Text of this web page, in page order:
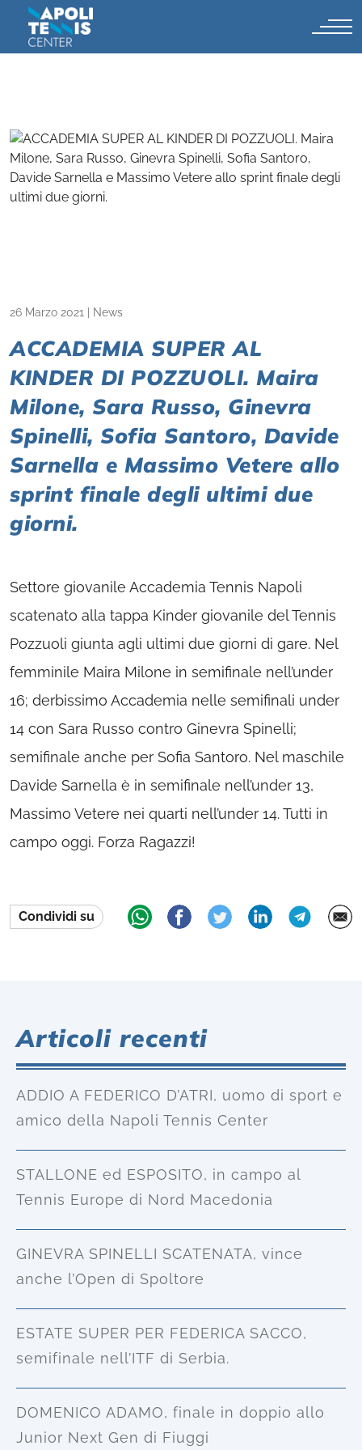
26 Marzo 2021 News
ACCADEMIA SUPER AL
KINDER DI POZZUOLI. Maira
Milone, Sara Russo, Ginevra
Spinelli, Sofia Santoro, Davide
Sarnella e Massimo Vetere allo
sprint finale degli ultimi due
giorni.
Settore giovanile Accademia Tennis Napoli
scatenato alla tappa Kinder giovanile del Tennis
Pozzuoli giunta agli ultimi due giorni di gare. Nel
femminile Maira Milone in semifinale nell’under
16; derbissimo Accademia nelle semifinali under
14 con Sara Russo contro Ginevra Spinelli;
semifinale anche per Sofia Santoro. Nel maschile
Davide Sarnella è in semifinale nell’under 13,
Massimo Vetere nei quarti nell’under 14. Tutti in
campo oggi. Forza Ragazzi!
Condividi su
Articoli recenti
ADDIO A FEDERICO D’ATRI, uomo di sport e
amico della Napoli Tennis Center
STALLONE ed ESPOSITO, in campo al
Tennis Europe di Nord Macedonia
GINEVRA SPINELLI SCATENATA, vince
anche l’Open di Spoltore
ESTATE SUPER PER FEDERICA SACCO,
semifinale nell’ITF di Serbia.
DOMENICO ADAMO, finale in doppio allo
Junior Next Gen di Fiuggi